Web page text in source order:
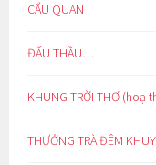
CẨU QUAN
ĐẤU THẦU…
KHUNG TRỜI THƠ (hoạ
THƯỞNG TRÀ ĐÊM